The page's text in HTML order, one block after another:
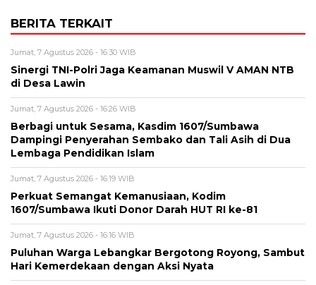
BERITA TERKAIT
Jumat, 7 Agustus 2026 - 16:30 WIB
‎Sinergi TNI-Polri Jaga Keamanan Muswil V AMAN NTB
di Desa Lawin
Jumat, 7 Agustus 2026 - 16:26 WIB
Berbagi untuk Sesama, Kasdim 1607/Sumbawa
Dampingi Penyerahan Sembako dan Tali Asih di Dua
Lembaga Pendidikan Islam
Jumat, 7 Agustus 2026 - 16:19 WIB
Perkuat Semangat Kemanusiaan, Kodim
1607/Sumbawa Ikuti Donor Darah HUT RI ke-81
Jumat, 7 Agustus 2026 - 16:16 WIB
Puluhan Warga Lebangkar Bergotong Royong, Sambut
Hari Kemerdekaan dengan Aksi Nyata